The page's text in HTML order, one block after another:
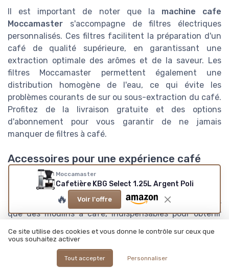
Il est important de noter que la machine cafe
Moccamaster s'accompagne de filtres électriques
personnalisés. Ces filtres facilitent la préparation d'un
café de qualité supérieure, en garantissant une
extraction optimale des arômes et de la saveur. Les
filtres Moccamaster permettent également une
distribution homogène de l'eau, ce qui évite les
problèmes courants de sur ou sous-extraction du café.
Profitez de la livraison gratuite et des options
d'abonnement pour vous garantir de ne jamais
manquer de filtres à café.
Accessoires pour une expérience café
enrichissante
La Moccamaster ne se contente pas de produire un
excellent café. Elle propose aussi des accessoires tels
que des moulins à café, indispensables pour obtenir
aussi pour des brosses spécifiques pour l'entretien
régulier de votre cafetière filtre, garantissant une
longue durée de vie à vos
machines café
Moccamaster
Cafetière KBG Select 1.25L Argent Poli
🔥 Voir l'offre
Ce site utilise des cookies et vous donne le contrôle sur ceux que
vous souhaitez activer
Tout accepter Personnaliser